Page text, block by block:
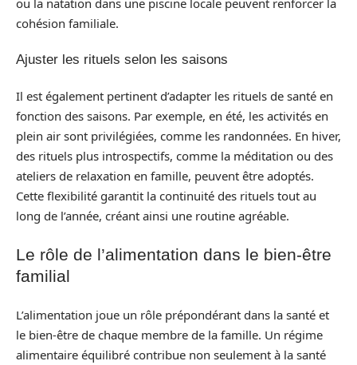
cohésion familiale.
Ajuster les rituels selon les saisons
Il est également pertinent d’adapter les rituels de santé en
fonction des saisons. Par exemple, en été, les activités en
plein air sont privilégiées, comme les randonnées. En hiver,
des rituels plus introspectifs, comme la méditation ou des
ateliers de relaxation en famille, peuvent être adoptés.
Cette flexibilité garantit la continuité des rituels tout au
long de l’année, créant ainsi une routine agréable.
Le rôle de l’alimentation dans le bien-être
familial
L’alimentation joue un rôle prépondérant dans la santé et
le bien-être de chaque membre de la famille. Un régime
alimentaire équilibré contribue non seulement à la santé